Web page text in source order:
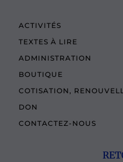
ACTIVITÉS
TEXTES À LIRE
ADMINISTRATION
BOUTIQUE
COTISATION,
DON
CONTACTEZ-NOUS